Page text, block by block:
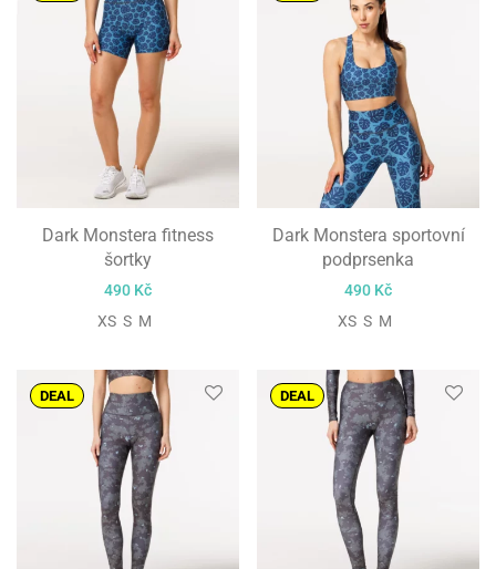
Dark Monstera fitness
šortky
490 Kč
XS S M
Dark Monstera sportovní
podprsenka
490 Kč
XS S M
DEAL DEAL